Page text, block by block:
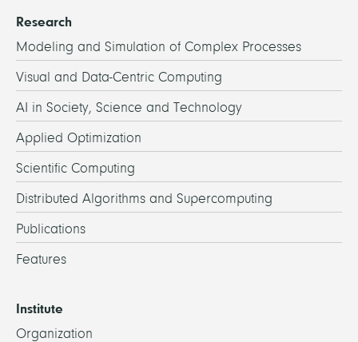
Research
Modeling and Simulation of Complex Processes
Visual and Data-Centric Computing
AI in Society, Science and Technology
Applied Optimization
Scientific Computing
Distributed Algorithms and Supercomputing
Publications
Features
Institute
Organization